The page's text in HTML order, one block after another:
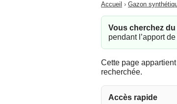
Accueil › Gazon
Vous cherchez
pendant l’apport
Cette page
recherchée.
Accès rapide